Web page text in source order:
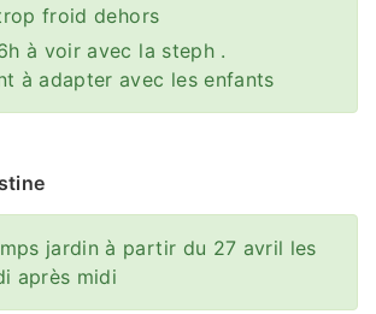
froid dehors
à voir avec la steph .
à adapter avec les enfants
jardin à partir du 27 avril les
après midi